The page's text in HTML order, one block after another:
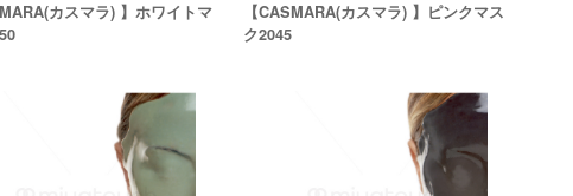
カスマラ) 】ホワイトマ
【CASMARA(カスマラ) 】ピンクマス
ク2045